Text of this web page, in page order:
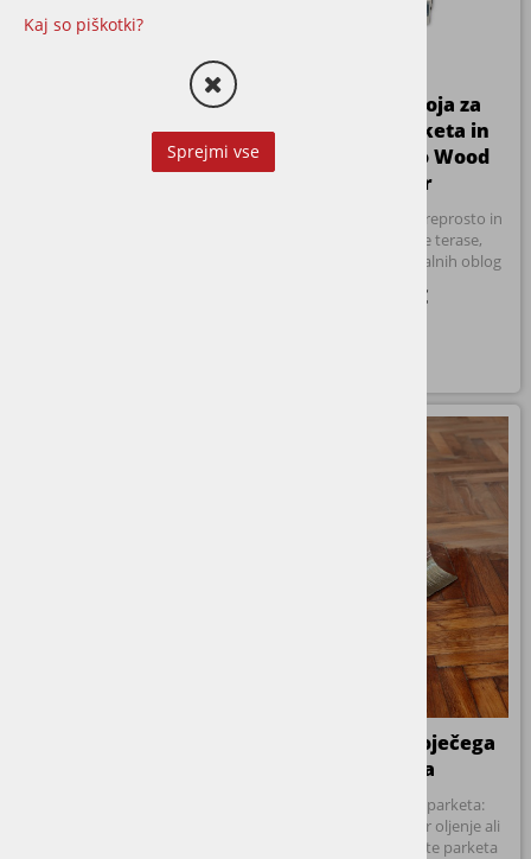
Izposoja stroja za
oljenje parketa Osmo
FloorXCenter
Izposoja stroja za
čiščenje parketa in
terase Osmo Wood
Orbiter
Izposoja stroja za preprosto in
temeljito čiščenje terase,
parketa ali drugih talnih oblog
61,00 €
Obnova obstoječega
parketa
Celovita obnova parketa:
brušenje, kitanje ter oljenje ali
lakiranje za vse vrste parketa
Kaj so piškotki?
Sprejmi vse